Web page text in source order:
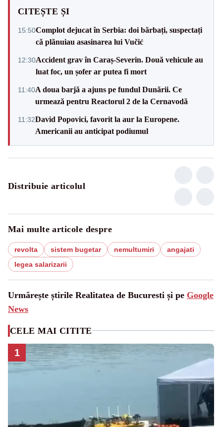
CITEȘTE ȘI
15:50Complot dejucat în Serbia: doi bărbați, suspectați
că plănuiau asasinarea lui Vučić
12:30Accident grav în Caraș-Severin. Două vehicule au
luat foc, un șofer ar putea fi mort
11:40A doua barjă a ajuns pe fundul Dunării. Ce
urmează pentru Reactorul 2 de la Cernavodă
11:32David Popovici, favorit la aur la Europene.
Americanii au anticipat podiumul
Distribuie articolul
Mai multe articole despre
revolta sistem bugetar nemultumiri
angajati
legea salarizarii
Urmărește știrile Realitatea de Bucuresti și pe Google
News
CELE MAI CITITE
1